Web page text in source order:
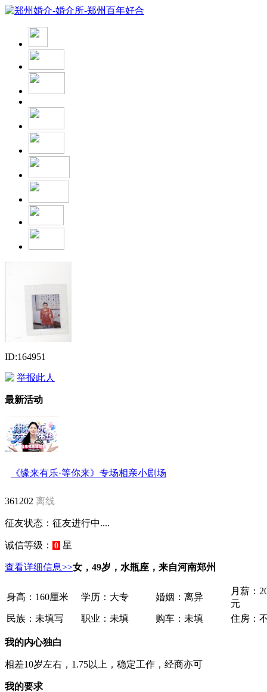
ID:164951
举报此人
最新活动
《缘来有乐·等你来》专场相亲小剧场
361202 离线
征友状态： 征友进行中....
诚信等级： 0 星
查看详细信息>>女，49岁，水瓶座，来自河南郑州
身高： 160厘米 学历： 大专 婚姻： 离异
月薪：
元
民族： 未填写 职业： 未填 购车： 未填 住房：
我的内心独白
相差10岁左右，1.75以上，稳定工作，经商亦可
我的要求